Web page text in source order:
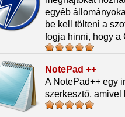
egyéb
be kell tölteni a
fogja hinni, hogy a
NotePad ++
A NotePad++ egy
szerkesztő, amivel